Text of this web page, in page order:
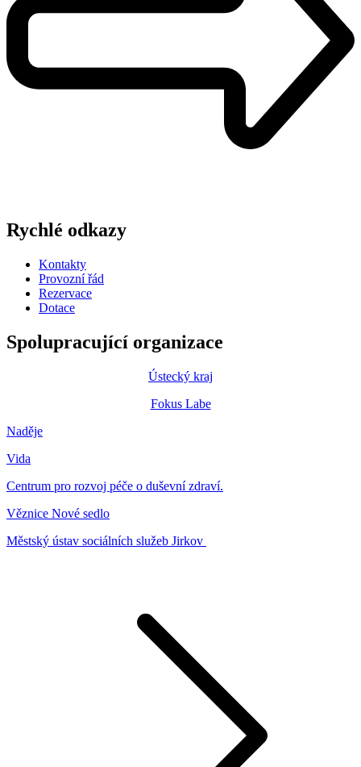
Rychlé odkazy
Kontakty
Provozní řád
Rezervace
Dotace
Spolupracující organizace
Ústecký kraj
Fokus Labe
Naděje
Vida
Centrum pro rozvoj péče o duševní zdraví.
Věznice Nové sedlo
Městský ústav sociálních služeb Jirkov